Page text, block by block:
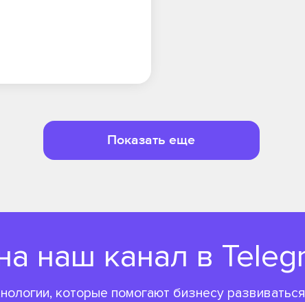
Показать еще
наш канал в
которые помогают бизнесу развиваться